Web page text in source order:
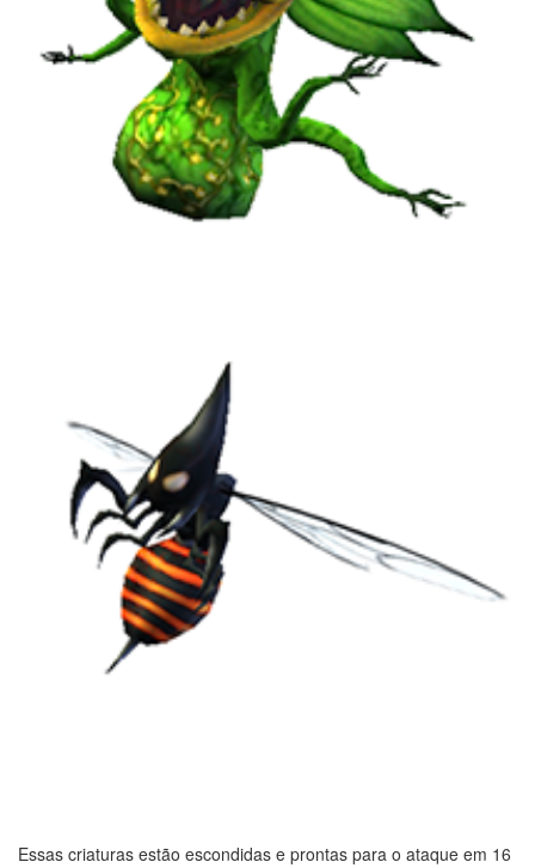
Essas criaturas estão escondidas e prontas para o ataque em 16